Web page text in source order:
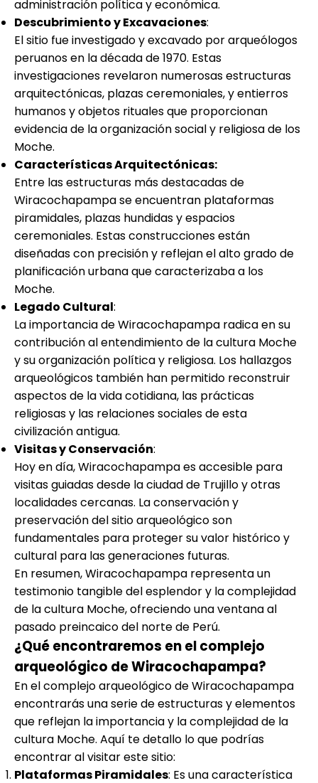
administración política y económica.
Descubrimiento y Excavaciones:
El sitio fue investigado y excavado por arqueólogos
peruanos en la década de 1970. Estas
investigaciones revelaron numerosas estructuras
arquitectónicas, plazas ceremoniales, y entierros
humanos y objetos rituales que proporcionan
evidencia de la organización social y religiosa de los
Moche.
Características Arquitectónicas:
Entre las estructuras más destacadas de
Wiracochapampa se encuentran plataformas
piramidales, plazas hundidas y espacios
ceremoniales. Estas construcciones están
diseñadas con precisión y reflejan el alto grado de
planificación urbana que caracterizaba a los
Moche.
Legado Cultural:
La importancia de Wiracochapampa radica en su
contribución al entendimiento de la cultura Moche
y su organización política y religiosa. Los hallazgos
arqueológicos también han permitido reconstruir
aspectos de la vida cotidiana, las prácticas
religiosas y las relaciones sociales de esta
civilización antigua.
Visitas y Conservación:
Hoy en día, Wiracochapampa es accesible para
visitas guiadas desde la ciudad de Trujillo y otras
localidades cercanas. La conservación y
preservación del sitio arqueológico son
fundamentales para proteger su valor histórico y
cultural para las generaciones futuras.
En resumen, Wiracochapampa representa un
testimonio tangible del esplendor y la complejidad
de la cultura Moche, ofreciendo una ventana al
pasado preincaico del norte de Perú.
¿Qué encontraremos en el complejo
arqueológico de Wiracochapampa?
En el complejo arqueológico de Wiracochapampa
encontrarás una serie de estructuras y elementos
que reflejan la importancia y la complejidad de la
cultura Moche. Aquí te detallo lo que podrías
encontrar al visitar este sitio:
Plataformas Piramidales: Es una característica